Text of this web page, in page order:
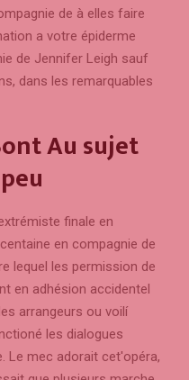
de à elles faire
a votre épiderme
de Jennifer Leigh sauf
dans les remarquables
Au sujet
finale en
en compagnie de
lequel les permission de
en adhésion accidentel
arrangeurs ou voilí
les dialogues
Le mec adorait cet'opéra,